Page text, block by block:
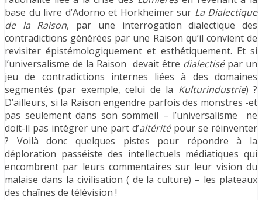
base du livre d’Adorno et Horkheimer sur La Dialectique
de la Raison, par une interrogation dialectique des
contradictions générées par une Raison qu’il convient de
revisiter épistémologiquement et esthétiquement. Et si
l’universalisme de la Raison devait être dialectisépar un
jeu de contradictions internes liées à des domaines
segmentés (par exemple, celui de la Kulturindustrie) ?
D’ailleurs, si la Raison engendre parfois des monstres -et
pas seulement dans son sommeil – l’universalisme ne
doit-il pas intégrer une part d’altéritépour se réinventer
? Voilà donc quelques pistes pour répondre à la
déploration passéiste des intellectuels médiatiques qui
encombrent par leurs commentaires sur leur vision du
malaise dans la civilisation ( de la culture) – les plateaux
des chaînes de télévision !